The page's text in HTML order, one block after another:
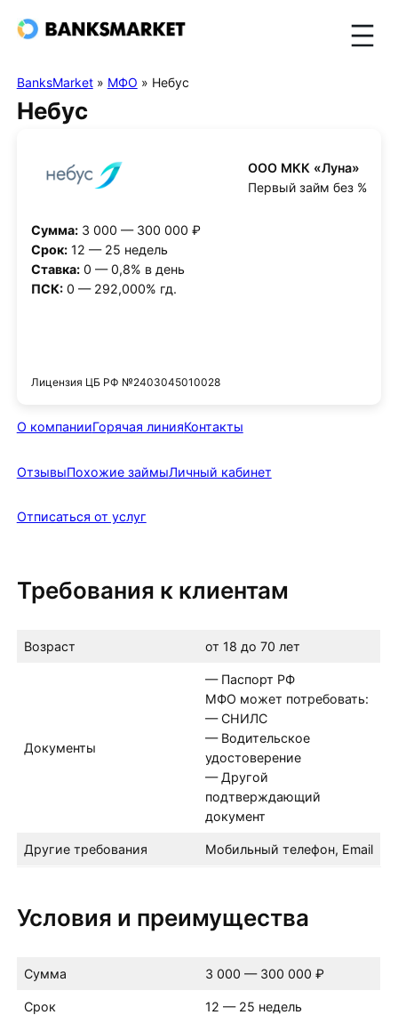
BanksMarket» МФО » Небус
Небус
ООО МКК «Луна»
Первый займ без %
Сумма:3 000 — 300 000 ₽
Срок:12 — 25 недель
Ставка:0 — 0,8% в день
ПСК:0 — 292,000% гд.
Лицензия ЦБ РФ №2403045010028
О компанииГорячая линияКонтакты
ОтзывыПохожие займыЛичный кабинет
Отписаться от услуг
Требования к клиентам
Возраст от 18 до 70 лет
Документы
— Паспорт РФ
МФО может потребовать:
— СНИЛС
— Водительское
удостоверение
— Другой
подтверждающий
документ
Другие требования Мобильный телефон, Email
Условия и преимущества
Сумма 3 000 — 300 000 ₽
Срок 12 — 25 недель